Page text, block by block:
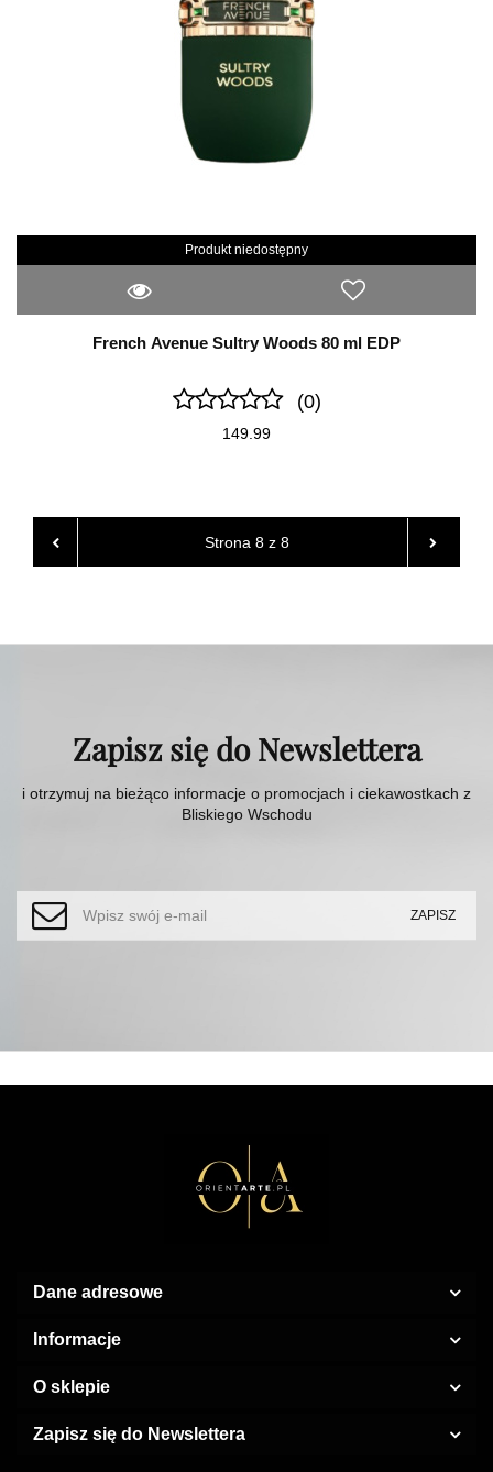
Produkt niedostępny
French Avenue Sultry Woods 80 ml EDP
(0)
149.99
Zapisz się do Newslettera
i otrzymuj na bieżąco informacje o promocjach i ciekawostkach z
Bliskiego Wschodu
Dane adresowe
Informacje
O sklepie
Zapisz się do Newslettera